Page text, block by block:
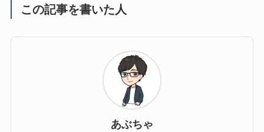
この記事を書いた人
あぶちゃ